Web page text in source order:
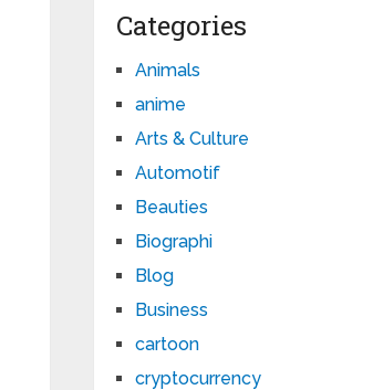
Categories
Animals
anime
Arts & Culture
Automotif
Beauties
Biographi
Blog
Business
cartoon
cryptocurrency